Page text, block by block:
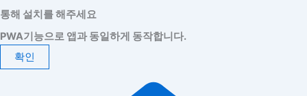
통해 설치를 해주세요
PWA기능으로 앱과 동일하게 동작합니다.
확인